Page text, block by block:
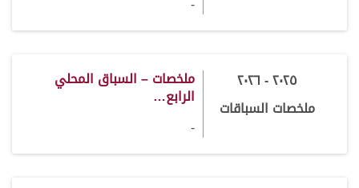
٢٠٢٥ - ٢٠٢٦
ملخصات السباقات
ملخصات – السباق المحلي
الرابع…
-